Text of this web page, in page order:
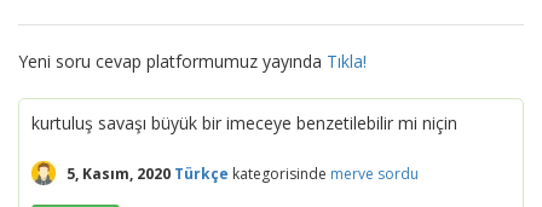
Yeni soru cevap platformumuz yayında Tıkla!
kurtuluş savaşı büyük bir imeceye benzetilebilir mi niçin
5, Kasım, 2020 Türkçe kategorisinde merve sordu